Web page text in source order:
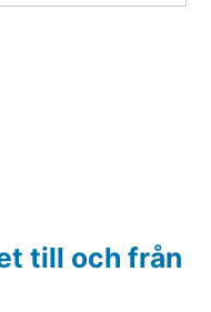
till och från